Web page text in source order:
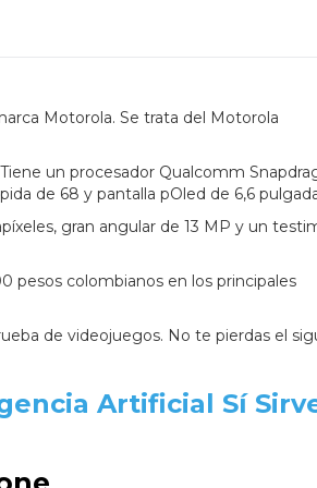
Motorola. Se trata del Motorola
un procesador Qualcomm
de 68 y pantalla pOled de 6,6
gran angular de 13 MP y un
pesos colombianos en los principales
de videojuegos. No te pierdas el
Artificial Sí